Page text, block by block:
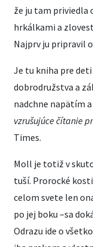
že ju tam priviedla
hrkálkami a
Najprv ju pripravil
Je tu kniha pre
dobrodružstva a
nadchne napätím
vzrušujúce čítanie
Times.
Moll je totiž v
tuší. Prorocké
celom svete len
po jej boku –sa
Odrazu ide o